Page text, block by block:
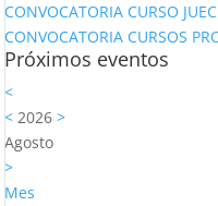
CONVOCATORIA CURSO
CONVOCATORIA CURSOS
Próximos eventos
<
< 2026>
Agosto
>
Mes